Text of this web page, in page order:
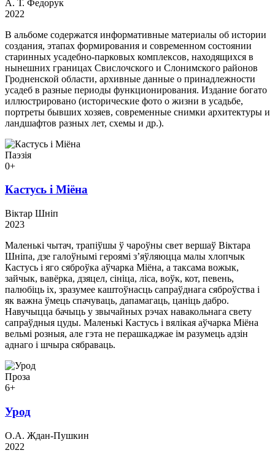
А. Т. Федорук
2022
В альбоме содержатся информативные материалы об истории
создания, этапах формирования и современном состоянии
старинных усадебно-парковых комплексов, находящихся в
нынешних границах Свислочского и Слонимского районов
Гродненской области, архивные данные о принадлежности
усадеб в разные периоды функционирования. Издание богато
иллюстрировано (исторические фото о жизни в усадьбе,
портреты бывших хозяев, современные снимки архитектуры и
ландшафтов разных лет, схемы и др.).
Паэзія
0+
Кастусь і Міёна
Віктар Шніп
2023
Маленькі чытач, трапіўшы ў чароўны свет вершаў Віктара
Шніпа, дзе галоўнымі героямі з’яўляюцца малы хлопчык
Кастусь і яго сяброўка аўчарка Міёна, а таксама вожык,
зайчык, вавёрка, дзяцел, сініца, ліса, воўк, кот, певень,
палюбіць іх, зразумее каштоўнасць сапраўднага сяброўства і
як важна ўмець спачуваць, дапамагаць, цаніць дабро.
Навучыцца бачыць у звычайных рэчах навакольнага свету
сапраўдныя цуды. Маленькі Кастусь і вялікая аўчарка Міёна
вельмі розныя, але гэта не перашкаджае ім разумець адзін
аднаго і шчыра сябраваць.
Проза
6+
Урод
О.А. Ждан-Пушкин
2022